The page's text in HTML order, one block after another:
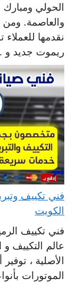
الحولي ومبارك
والعاصمة. ومن
نقدمها
ريموت جديد و
الكويت
فني تكييف
عالم التكييف و
الأصلية ،
الموتورات